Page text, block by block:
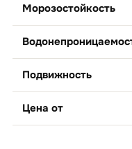
Морозостойкость
Подвижность
Цена от